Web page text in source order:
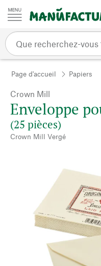
Passer au contenu
Page d'accueil Papiers
Crown Mill
Enveloppe
(25 pièces)
Crown Mill Vergé